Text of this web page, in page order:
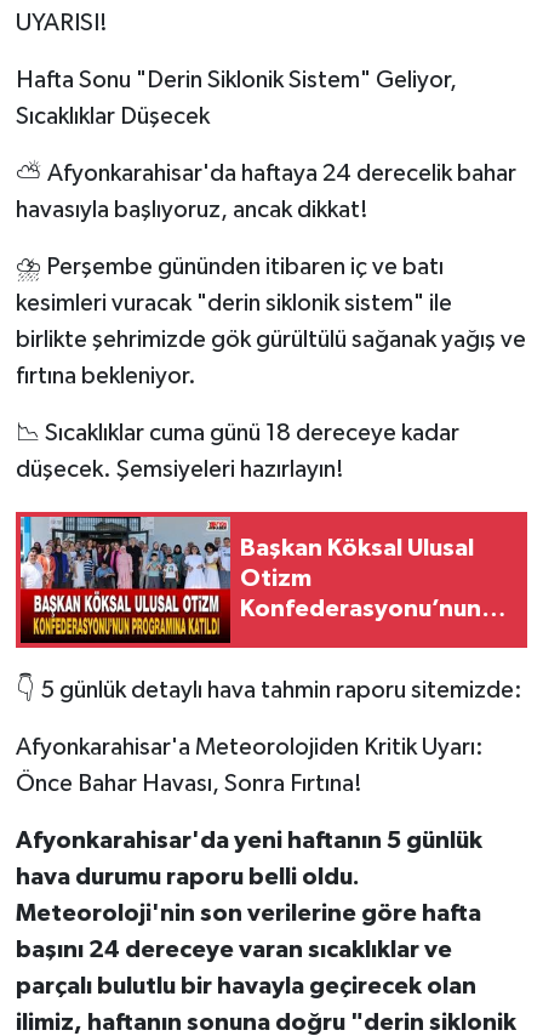
UYARISI!
Hafta Sonu "Derin Siklonik Sistem" Geliyor,
Sıcaklıklar Düşecek
⛅ Afyonkarahisar'da haftaya 24 derecelik bahar
havasıyla başlıyoruz, ancak dikkat!
⛈️ Perşembe gününden itibaren iç ve batı
kesimleri vuracak "derin siklonik sistem" ile
birlikte şehrimizde gök gürültülü sağanak yağış ve
fırtına bekleniyor.
📉 Sıcaklıklar cuma günü 18 dereceye kadar
düşecek. Şemsiyeleri hazırlayın!
Başkan Köksal Ulusal
Otizm
Konfederasyonu’nun
👇 5 günlük detaylı hava tahmin raporu sitemizde:
Afyonkarahisar'a Meteorolojiden Kritik Uyarı:
Önce Bahar Havası, Sonra Fırtına!
Afyonkarahisar'da yeni haftanın 5 günlük
hava durumu raporu belli oldu.
Meteoroloji'nin son verilerine göre hafta
başını 24 dereceye varan sıcaklıklar ve
parçalı bulutlu bir havayla geçirecek olan
ilimiz, haftanın sonuna doğru "derin siklonik